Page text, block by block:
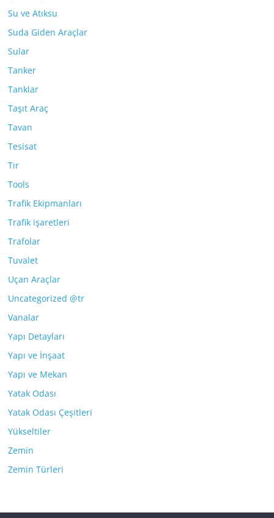
Su ve Atıksu
Suda Giden Araçlar
Sular
Tanker
Tanklar
Taşıt Araç
Tavan
Tesisat
Tır
Tools
Trafik Ekipmanları
Trafik işaretleri
Trafolar
Tuvalet
Uçan Araçlar
Uncategorized @tr
Vanalar
Yapı Detayları
Yapı ve İnşaat
Yapı ve Mekan
Yatak Odası
Yatak Odası Çeşitleri
Yükseltiler
Zemin
Zemin Türleri